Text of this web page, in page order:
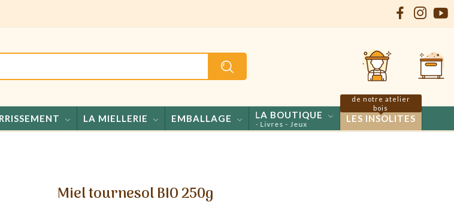
LA MIELLERIE EMBALLAGE LA BOUTIQUE
Miels - Confiseries - Propolis - Livres - Jeux
LES INSOLITES
de notre atelier
bois
Miel tournesol BIO 250g